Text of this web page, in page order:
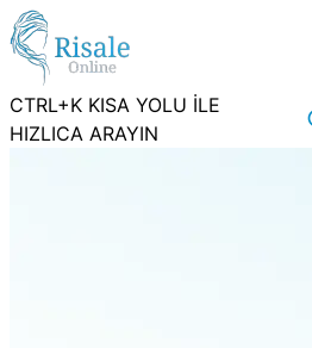
CTRL+K KISA YOLU İLE
HIZLICA ARAYIN